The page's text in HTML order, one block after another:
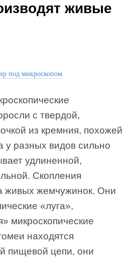
живые
под микроскопом
с твердой,
из кремния, похожей
у разных видов сильно
удлиненной,
Скопления
живых жемчужинок. Они
«луга»,
микроскопические
находятся
пищевой цепи, они